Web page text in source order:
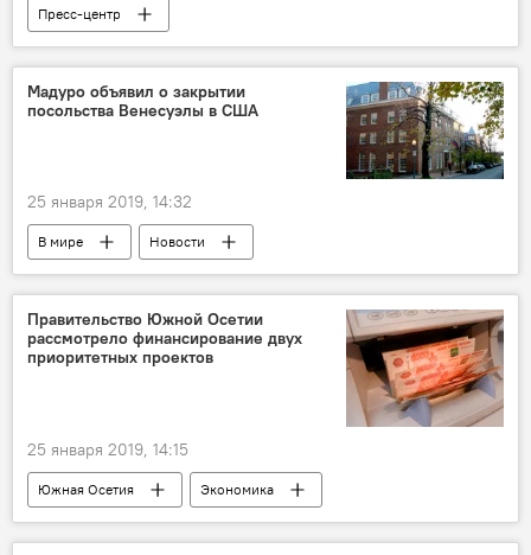
Пресс-центр
Мадуро объявил о закрытии
посольства Венесуэлы в США
25 января 2019, 14:32
В мире Новости
Правительство Южной Осетии
рассмотрело финансирование двух
приоритетных проектов
25 января 2019, 14:15
Южная Осетия
Экономика
Новости